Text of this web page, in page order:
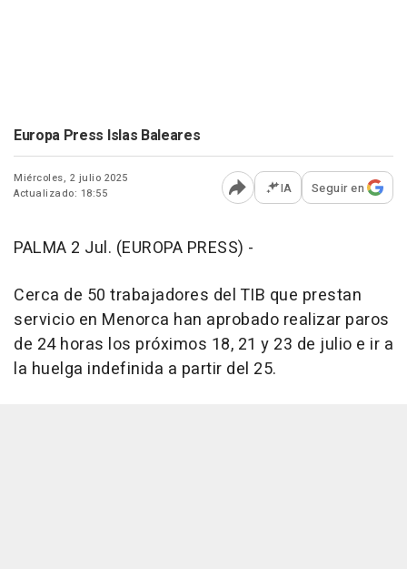
Europa Press Islas Baleares
Miércoles, 2 julio 2025
Actualizado: 18:55
Abrir opciones para
IA Seguir en
PALMA 2 Jul. (EUROPA PRESS) -
Cerca de 50 trabajadores del TIB que prestan
servicio en Menorca han aprobado realizar paros
de 24 horas los próximos 18, 21 y 23 de julio e ir a
la huelga indefinida a partir del 25.